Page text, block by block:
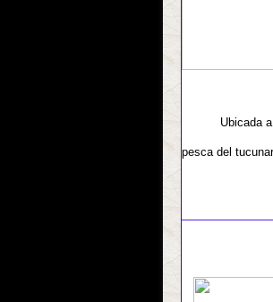
Ubicada
pesca del